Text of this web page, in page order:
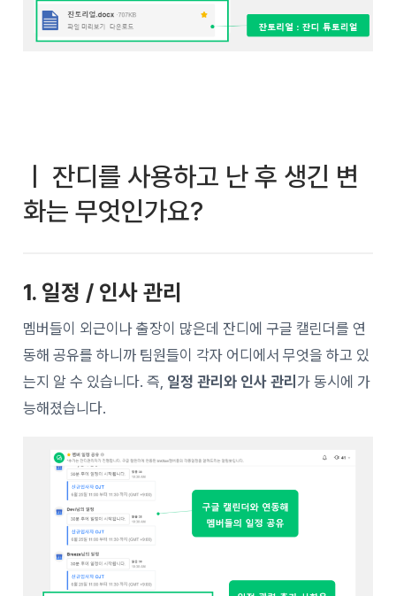
ㅣ 잔디를 사용하고 난 후 생긴 변
화는 무엇인가요?
1. 일정 / 인사 관리
멤버들이 외근이나 출장이 많은데 잔디에 구글 캘린더를 연
동해 공유를 하니까 팀원들이 각자 어디에서 무엇을 하고 있
는지 알 수 있습니다. 즉, 일정 관리와 인사 관리 가 동시에 가
능해졌습니다.